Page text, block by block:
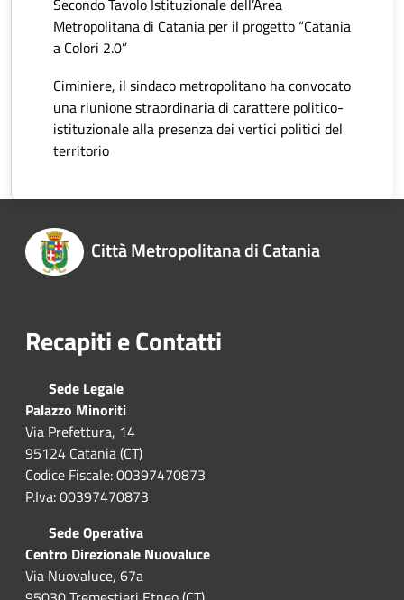
Metropolitana di Catania per il progetto “Catania
a Colori 2.0”
Ciminiere, il sindaco metropolitano ha convocato
una riunione straordinaria di carattere politico-
istituzionale alla presenza dei vertici politici del
territorio
Città Metropolitana di Catania
Recapiti e Contatti
Sede Legale
Palazzo Minoriti
Via Prefettura, 14
95124 Catania (CT)
Codice Fiscale: 00397470873
P.Iva: 00397470873
Sede Operativa
Centro Direzionale Nuovaluce
Via Nuovaluce, 67a